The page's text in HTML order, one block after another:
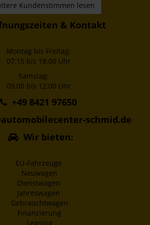
Kundenstimmen lesen
& Kontakt
Montag bis Freitag:
07:15 bis 18:00 Uhr
Samstag:
09:00 bis 12:00 Uhr
+49 8421 97650
schmid.de
Wir bieten:
EU-Fahrzeuge
Neuwagen
Dienstwagen
Jahreswagen
Gebrauchtwagen
Finanzierung
Leasing